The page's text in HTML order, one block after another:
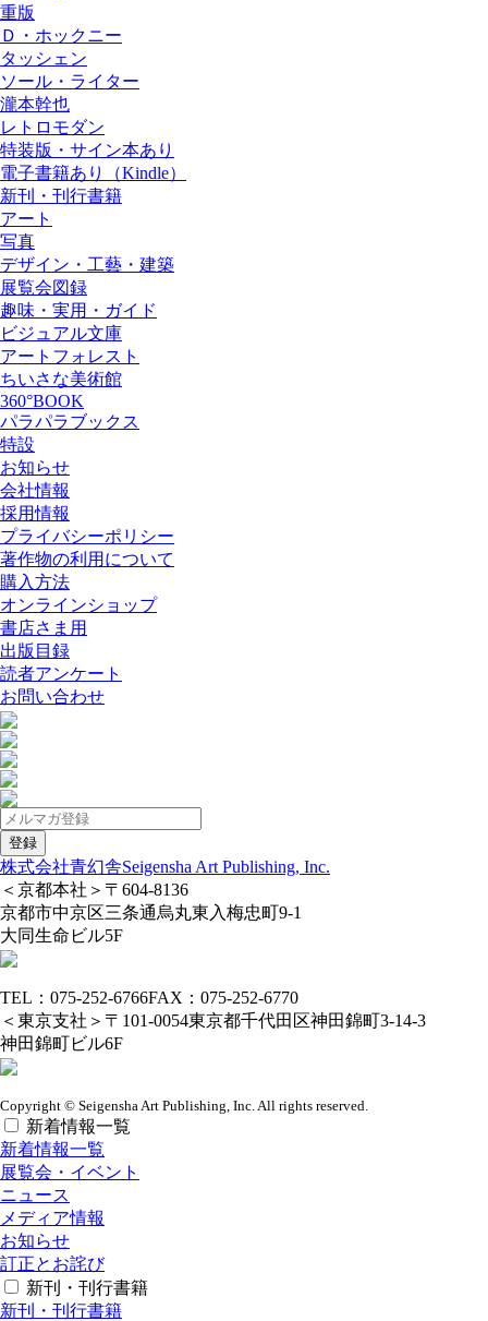
重版
Ｄ・ホックニー
タッシェン
ソール・ライター
瀧本幹也
レトロモダン
特装版・サイン本あり
電子書籍あり（Kindle）
新刊・刊行書籍
アート
写真
デザイン・工藝・建築
展覧会図録
趣味・実用・ガイド
ビジュアル文庫
アートフォレスト
ちいさな美術館
360°BOOK
パラパラブックス
特設
お知らせ
会社情報
採用情報
プライバシーポリシー
著作物の利用について
購入方法
オンラインショップ
書店さま用
出版目録
読者アンケート
お問い合わせ
株式会社青幻舎Seigensha Art Publishing, Inc.
＜京都本社＞ 〒604-8136
京都市中京区三条通烏丸東入梅忠町9-1
大同生命ビル5F
TEL：075-252-6766FAX：075-252-6770
＜東京支社＞ 〒101-0054東京都千代田区神田錦町3-14-3
神田錦町ビル6F
Copyright © Seigensha Art Publishing, Inc. All rights reserved.
新着情報一覧
新着情報一覧
展覧会・イベント
ニュース
メディア情報
お知らせ
訂正とお詫び
新刊・刊行書籍
新刊・刊行書籍